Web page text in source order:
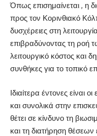
Όπως επισημαίνεται , η
προς τον Κορινθιακό
δυσχέρειες στη
επιβραδύνοντας τη ροή
λειτουργικό κόστος και
συνθήκες για το τοπικό
Ιδιαίτερα έντονες είναι
και συνολικά στην
θέτει σε κίνδυνο τη
και τη διατήρηση θέσεων